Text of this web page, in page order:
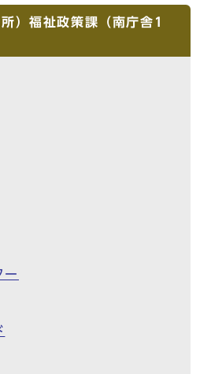
）福祉政策課（南庁舎1
ー